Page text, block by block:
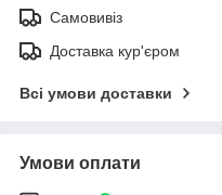
Самовивіз
Доставка кур'єром
Всі умови доставки
Умови оплати